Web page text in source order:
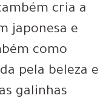
cria a
japonesa e
como
pela beleza e
galinhas